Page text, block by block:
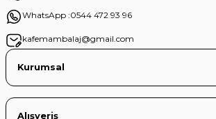
WhatsApp :0544 472 93 96
kafemambalaj@gmail.com
Kurumsal
Alışveriş